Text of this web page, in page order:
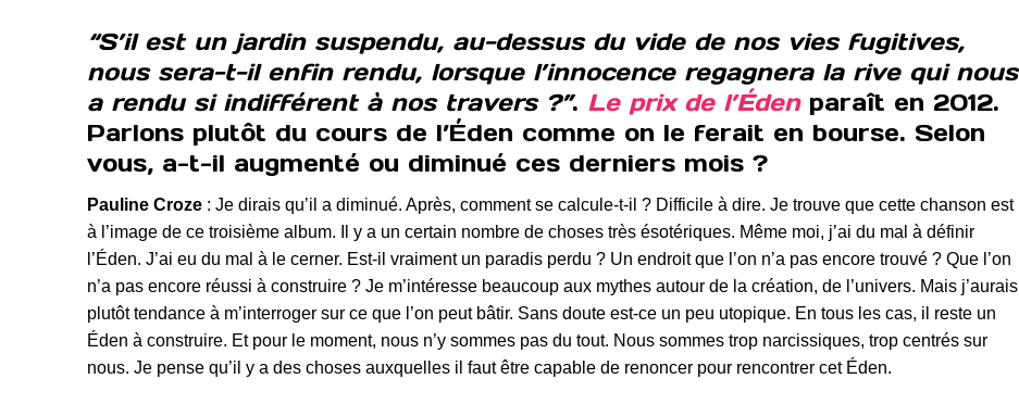
“S’il est un jardin suspendu, au-dessus du vide de nos vies fugitives,
nous sera-t-il enfin rendu, lorsque l’innocence regagnera la rive qui nous
a rendu si indifférent à nos travers ?”. Le prix de l’Édenparaît en 2012.
Parlons plutôt du cours de l’Éden comme on le ferait en bourse. Selon
vous, a-t-il augmenté ou diminué ces derniers mois ?
Pauline Croze : Je dirais qu’il a diminué. Après, comment se calcule-t-il ? Difficile à dire. Je trouve que cette chanson est
à l’image de ce troisième album. Il y a un certain nombre de choses très ésotériques. Même moi, j’ai du mal à définir
l’Éden. J’ai eu du mal à le cerner. Est-il vraiment un paradis perdu ? Un endroit que l’on n’a pas encore trouvé ? Que l’on
n’a pas encore réussi à construire ? Je m’intéresse beaucoup aux mythes autour de la création, de l’univers. Mais j’aurais
plutôt tendance à m’interroger sur ce que l’on peut bâtir. Sans doute est-ce un peu utopique. En tous les cas, il reste un
Éden à construire. Et pour le moment, nous n’y sommes pas du tout. Nous sommes trop narcissiques, trop centrés sur
nous. Je pense qu’il y a des choses auxquelles il faut être capable de renoncer pour rencontrer cet Éden.